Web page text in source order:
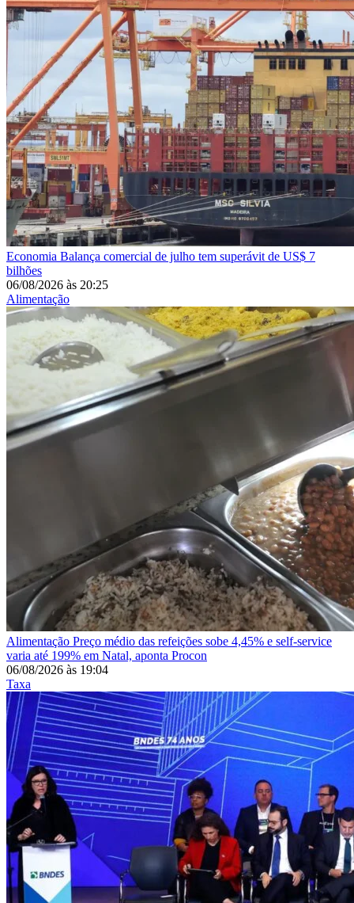
Economia Balança comercial de julho tem superávit de US$ 7
bilhões
06/08/2026 às 20:25
Alimentação
Alimentação Preço médio das refeições sobe 4,45% e self-service
varia até 199% em Natal, aponta Procon
06/08/2026 às 19:04
Taxa